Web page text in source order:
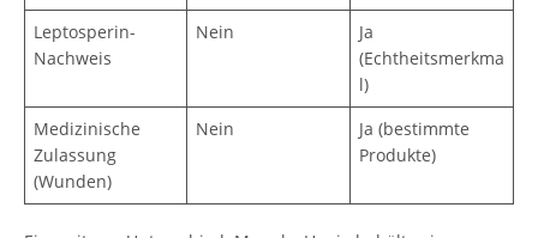
Leptosperin-
Nachweis
Nein
Ja
(Echtheitsmerkma
l)
Medizinische
Zulassung
(Wunden)
Nein
Ja (bestimmte
Produkte)